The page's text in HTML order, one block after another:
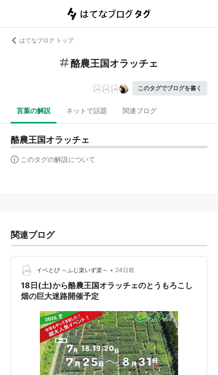
はてなブログ トップ
酪農王国オラッチェ
このタグでブログを書く
言葉の解説 ネットで話題 関連ブログ
酪農王国オラッチェ
このタグの解説について
関連ブログ
イベとぴ ～ふじ楽いず楽～ • 24日前
18日(土)から酪農王国オラッチェのとうもろこし
畑の巨大迷路開催予定